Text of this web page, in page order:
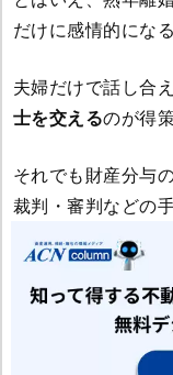
だけに感情的にな
夫婦だけで話し合
士を交えるのが得
それでも財産分与
裁判・審判などの